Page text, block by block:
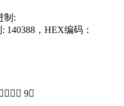
制:
140388，HEX编码：
筆画： 9画